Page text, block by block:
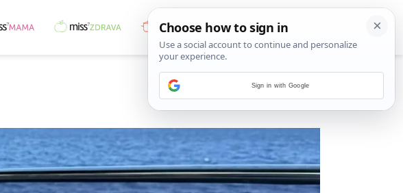
Sign in with Google